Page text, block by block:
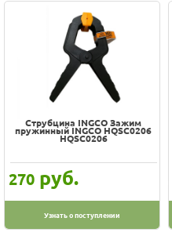
Струбцина INGCO Зажим
пружинный INGCO HQSC0206
HQSC0206
270 руб.
Узнать о поступлении